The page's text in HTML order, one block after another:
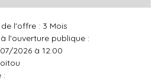
l'offre : 3 Mois
l'ouverture publique :
2026 à 12:00
: